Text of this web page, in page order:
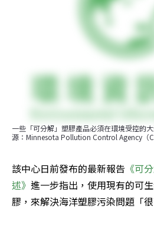
一些「可分解」塑膠產品必須在環境受控的
源：Minnesota Pollution Control Agency（
該中心日前發布的最新報告 《可
述》 進一步指出，使用現有的可
膠，來解決海洋塑膠污染問題「